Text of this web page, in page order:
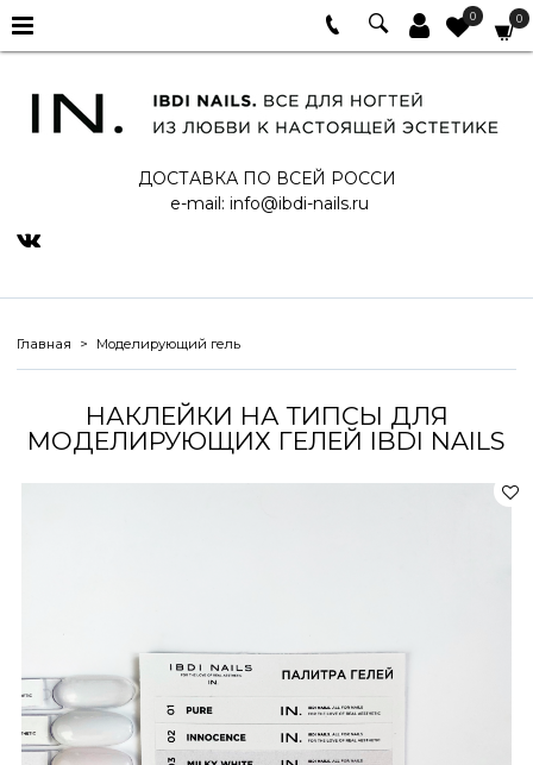
0 0
ДОСТАВКА ПО ВСЕЙ РОССИ
e-mail: info@ibdi-nails.ru
Главная Моделирующий гель
НАКЛЕЙКИ НА ТИПСЫ ДЛЯ
МОДЕЛИРУЮЩИХ ГЕЛЕЙ IBDI NAILS